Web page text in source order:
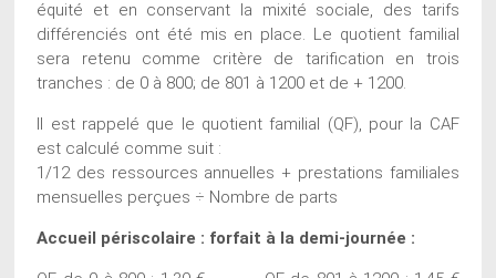
équité et en conservant la mixité sociale, des tarifs
différenciés ont été mis en place. Le quotient familial
sera retenu comme critère de tarification en trois
tranches : de 0 à 800; de 801 à 1200 et de + 1200.
Il est rappelé que le quotient familial (QF), pour la CAF
est calculé comme suit :
1/12 des ressources annuelles + prestations familiales
mensuelles perçues ÷ Nombre de parts
Accueil périscolaire : forfait à la demi-journée :